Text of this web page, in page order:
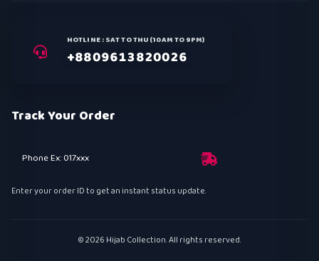
HOTLINE : SAT TO THU (10AM TO 9PM)
+8809613820026
Track Your Order
Enter your order ID to get an instant status update.
© 2026 Hijab Collection. All rights reserved.